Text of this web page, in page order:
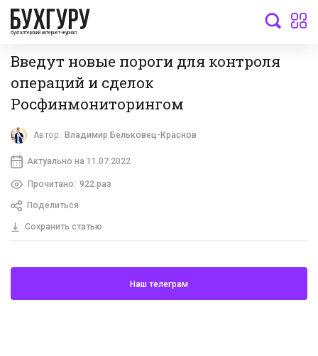
бухгалтерский интернет-журнал
Введут новые пороги для контроля
операций и сделок
Росфинмониторингом
Автор: Владимир Бельковец-Краснов
Актуально на 11.07.2022
Прочитано: 922 раз
Поделиться
Сохранить статью
Наш телеграм